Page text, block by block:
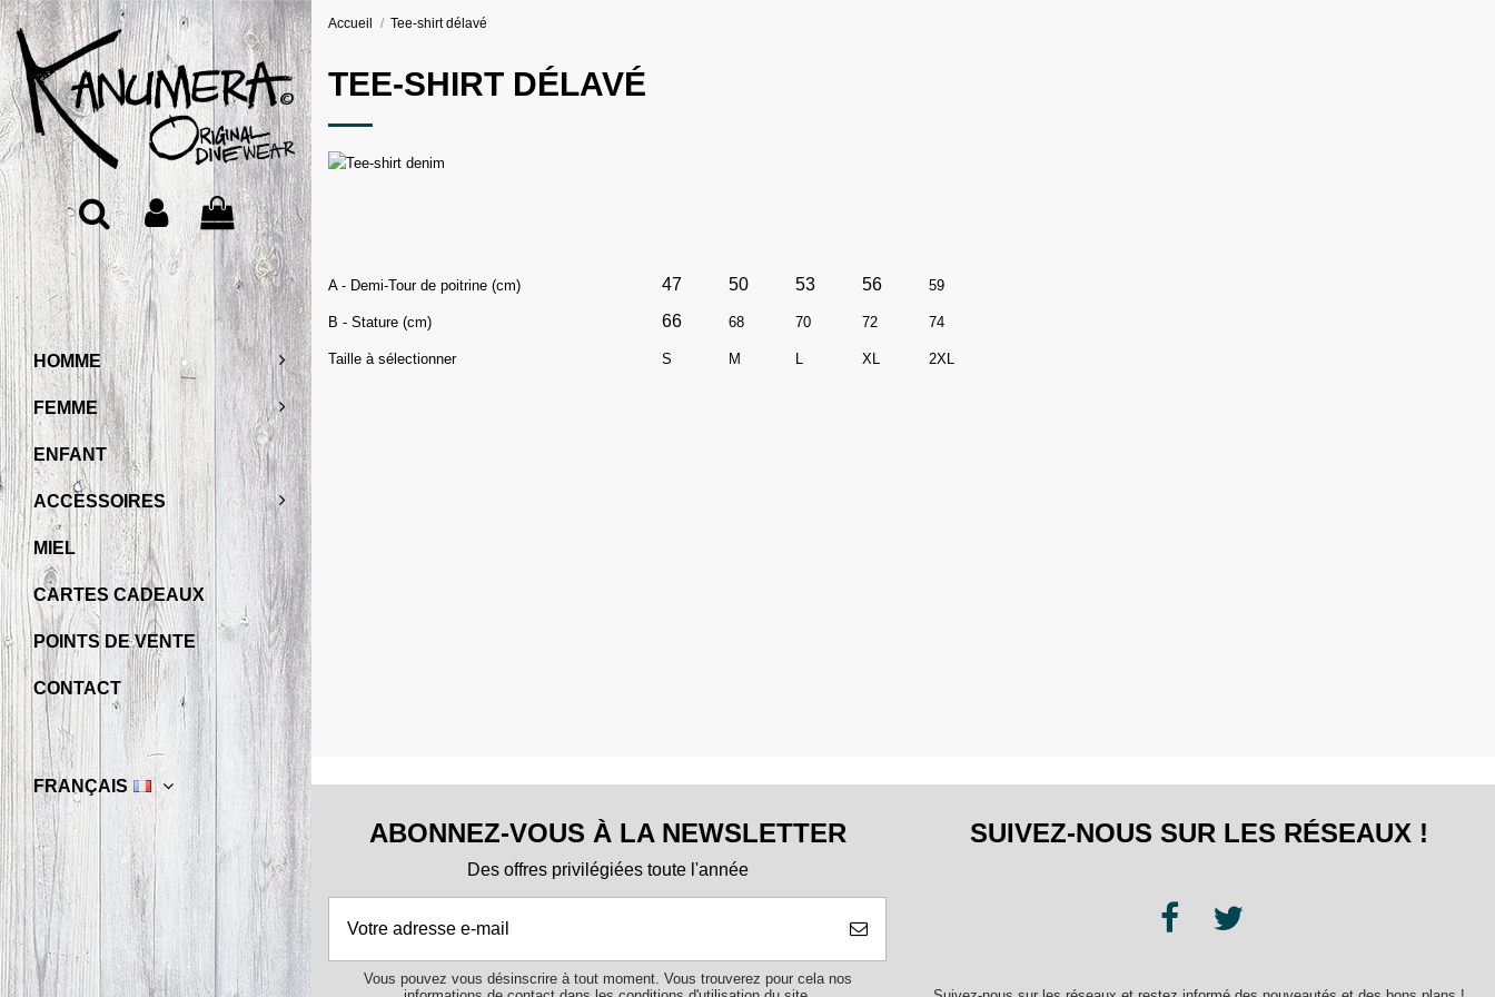
HOMME
FEMME
ENFANT
ACCESSOIRES
MIEL
CARTES CADEAUX
POINTS DE VENTE
CONTACT
FRANÇAIS
Accueil Tee-shirt délavé
TEE-SHIRT DÉLAVÉ
A - Demi-Tour de poitrine (cm) 47 50 53 56 59
B - Stature (cm) 66 68 70 72 74
Taille à sélectionner S M L XL 2XL
ABONNEZ-VOUS À LA NEWSLETTER
Des offres privilégiées toute l'année
Vous pouvez vous désinscrire à tout moment. Vous trouverez pour cela nos
SUIVEZ-NOUS SUR LES RÉSEAUX !